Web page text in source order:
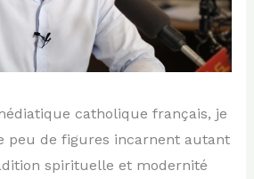
catholique français, je
peu de figures incarnent autant
spirituelle et modernité